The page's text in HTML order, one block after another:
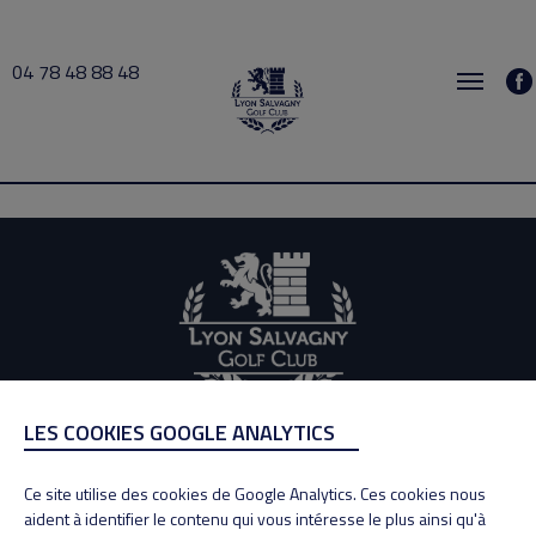
04 78 48 88 48
Domi 2026-07-14 19:00 → 2026-07-14 22:00
ADRESSE
69890 La Tour de Salvagny
Tél : 04 78 48 88 48
LES COOKIES GOOGLE ANALYTICS
Ce site utilise des cookies de Google Analytics. Ces cookies nous
aident à identifier le contenu qui vous intéresse le plus ainsi qu'à